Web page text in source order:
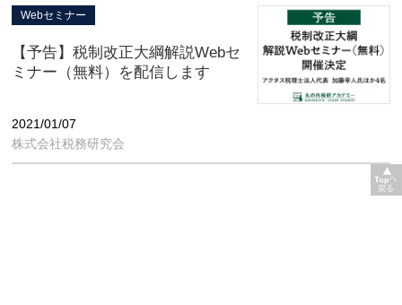
Webセミナー
【予告】税制改正大綱解説Webセ
ミナー（無料）を配信します
2021/01/07
株式会社税務研究会